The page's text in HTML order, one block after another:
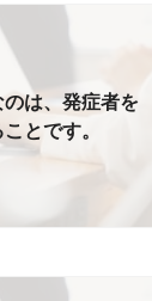
は、発症者を
とです。